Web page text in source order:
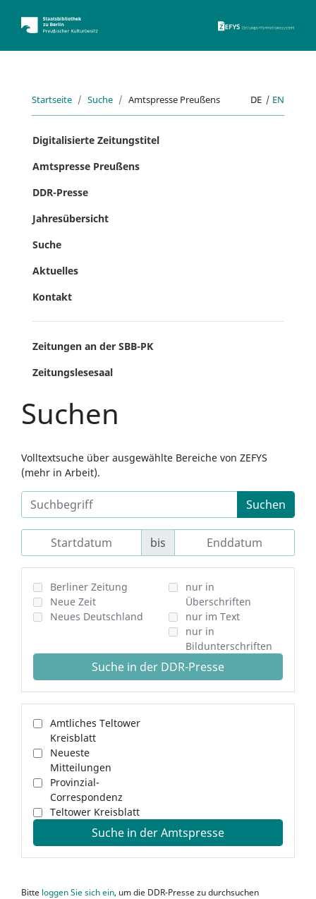
Startseite Suche Amtspresse Preußens DE | EN
Digitalisierte Zeitungstitel
Amtspresse Preußens
DDR-Presse
Jahresübersicht
Suche
Aktuelles
Kontakt
Zeitungen an der SBB-PK
Zeitungslesesaal
Suchen
Volltextsuche über ausgewählte Bereiche von ZEFYS
(mehr in Arbeit).
Suchen
bis
Berliner Zeitung
Neue Zeit
Neues Deutschland
nur in
Überschriften
nur im Text
nur in
Bildunterschriften
Suche in der DDR-Presse
Amtliches Teltower
Kreisblatt
Neueste
Mitteilungen
Provinzial-
Correspondenz
Teltower Kreisblatt
Suche in der Amtspresse
Bitte loggen Sie sich ein, um die DDR-Presse zu durchsuchen